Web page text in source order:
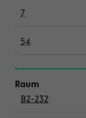
7
54
B2-232